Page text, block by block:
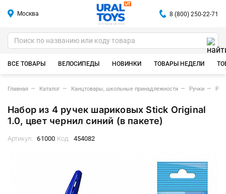
Москва
ИГРУШКИ ОПТОМ
8 (800) 250-22-71
ВСЕ ТОВАРЫ ВЕЛОСИПЕДЫ НОВИНКИ ТОВАРЫ НЕДЕЛИ
Главная Каталог Канцтовары, школьные принадлежности Ручки
Набор из 4 ручек шариковых Stick Original
1.0, цвет чернил синий (в пакете)
Артикул: 61000 Код: 454082